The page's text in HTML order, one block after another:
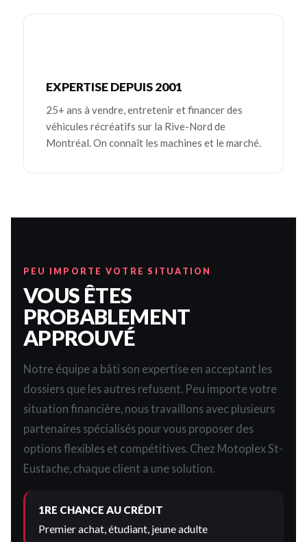
EXPERTISE DEPUIS 2001
25+ ans à vendre, entretenir et financer des
véhicules récréatifs sur la Rive-Nord de
Montréal. On connaît les machines et le marché.
PEU IMPORTE VOTRE SITUATION
VOUS ÊTES
PROBABLEMENT
APPROUVÉ
Notre équipe a bâti son expertise en acceptant les
dossiers que les autres refusent. Peu importe votre
situation financière, nous travaillons avec plusieurs
partenaires spécialisés pour vous proposer des
options flexibles et compétitives. Chez Motoplex St-
Eustache, chaque client a une solution.
1RE CHANCE AU CRÉDIT
Premier achat, étudiant, jeune adulte